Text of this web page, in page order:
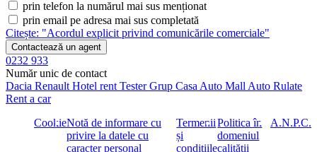
Kit interventie pana TIREFIT
URBAN GUARD Plus
Sistem de alarma antifurt
Sistem interior de monitorizare
MBUX Navigation Premium
Preinstalare pentru servicii navigatie
Functii MBUX extinse
Navigatie pe HDD
Realitate augmentata MBUX pentru navigatie
Ornamente praguri inscriptionate Mercedes-Benz, iluminate
Linie AMG exterior
prin telefon la numărul mai sus menționat
prin email pe adresa mai sus completată
Citește: "Acordul explicit privind comunicările comerciale"
Contactează un agent
0232 933
Număr unic de contact
Dacia Renault Hotel rent Tester Grup Casa Auto Mall Auto Rulate
Rent a car
CookieNotă de informare cu
privire la datele cu
caracter personal
Termenii
și
condițiile
Politica în
domeniul
calității
A.N.P.C.